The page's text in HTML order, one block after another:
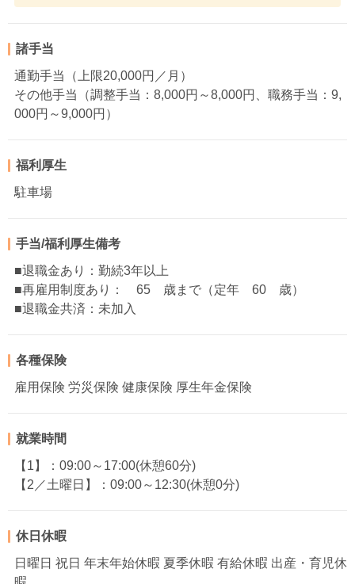
諸手当
通勤手当（上限20,000円／月）
その他手当（調整手当：8,000円～8,000円、職務手当：9,
000円～9,000円）
福利厚生
駐車場
手当/福利厚生備考
■退職金あり：勤続3年以上
■再雇用制度あり： 65 歳まで（定年 60 歳）
■退職金共済：未加入
各種保険
雇用保険 労災保険 健康保険 厚生年金保険
就業時間
【1】：09:00～17:00(休憩60分)
【2／土曜日】：09:00～12:30(休憩0分)
休日休暇
日曜日 祝日 年末年始休暇 夏季休暇 有給休暇 出産・育児休